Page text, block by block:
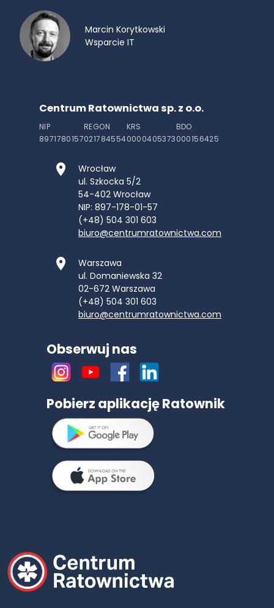
Marcin Korytkowski
Wsparcie IT
Centrum Ratownictwa sp. z o.o.
NIP
8971780157
REGON
021784554
KRS
0000405373
BDO
000156425
Wrocław
ul. Szkocka 5/2
54-402 Wrocław
NIP: 897-178-01-57
(+48) 504 301 603
biuro@centrumratownictwa.com
Warszawa
ul. Domaniewska 32
02-672 Warszawa
(+48) 504 301 603
biuro@centrumratownictwa.com
Obserwuj nas
Pobierz aplikację Ratownik